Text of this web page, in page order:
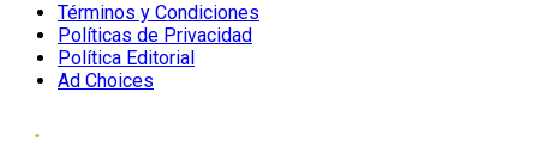
Términos y Condiciones
Políticas de Privacidad
Política Editorial
Ad Choices